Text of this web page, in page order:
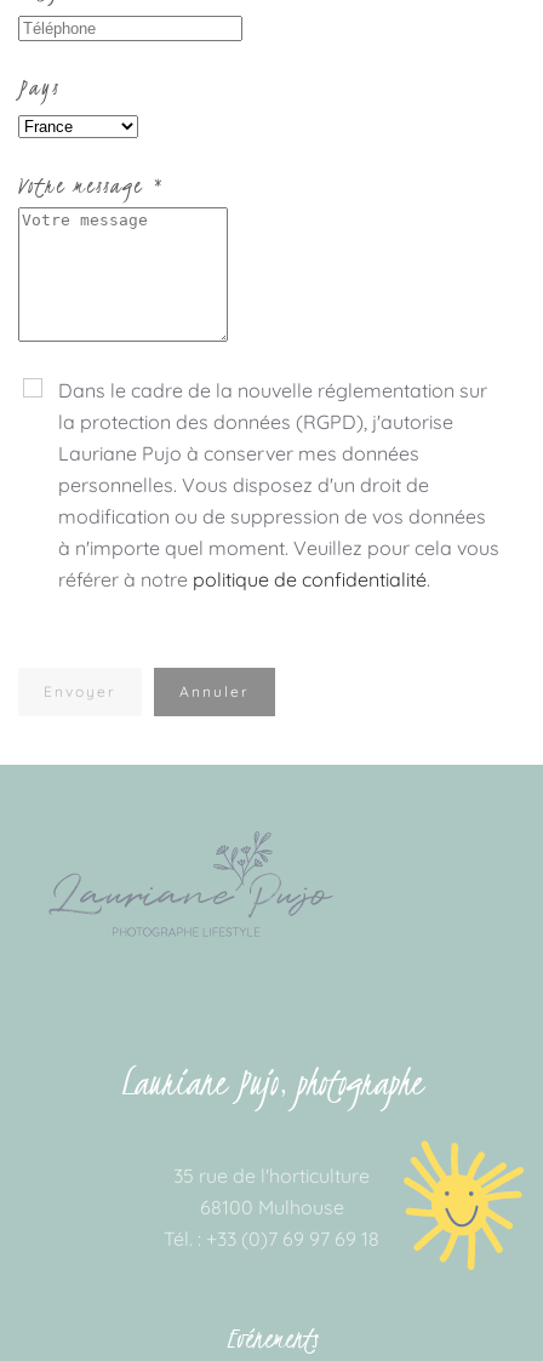
Pays
Votre message *
Dans le cadre de la nouvelle réglementation sur
la protection des données (RGPD), j'autorise
Lauriane Pujo à conserver mes données
personnelles. Vous disposez d'un droit de
modification ou de suppression de vos données
à n'importe quel moment. Veuillez pour cela vous
référer à notre politique de confidentialité.
Envoyer Annuler
Lauriane Pujo, photographe
35 rue de l'horticulture
68100 Mulhouse
Tél. : +33 (0)7 69 97 69 18
Evénements